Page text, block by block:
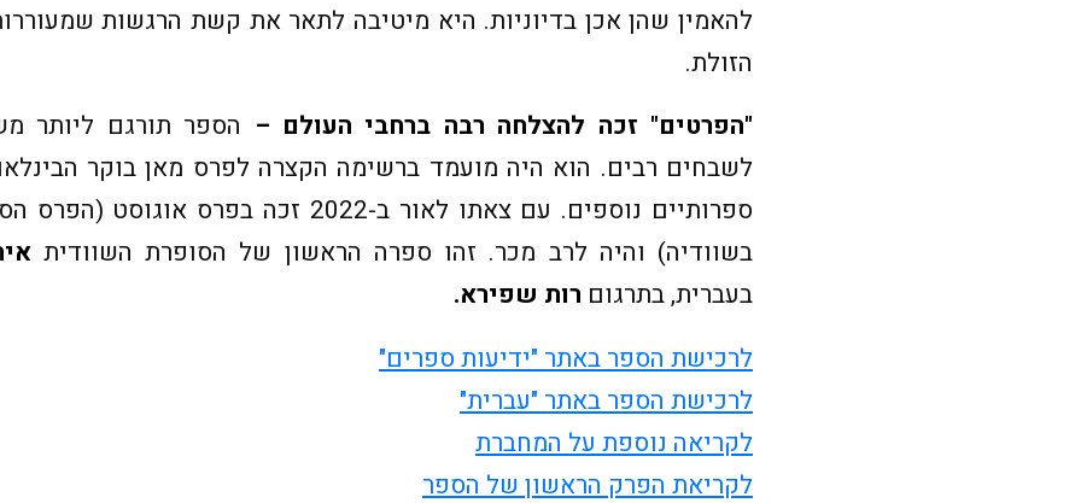
להאמין שהן אכן בדיוניות. היא מיטיבה לתאר את קשת הרגשות
הזולת.
"הפרטים" זכה להצלחה רבה ברחבי העולם – הספר תורגם ליותר
ספרותיים נוספים. עם צאתו לאור ב-2022 זכה
בשוודיה) והיה לרב מכר. זהו ספרה הראשון של הסופרת השוודית
בעברית, בתרגום רות שפירא.
לרכישת הספר באתר "ידיעות ספרים"
לרכישת הספר באתר "עברית"
לקריאה נוספת על המחברת
לקריאת הפרק הראשון של הספר